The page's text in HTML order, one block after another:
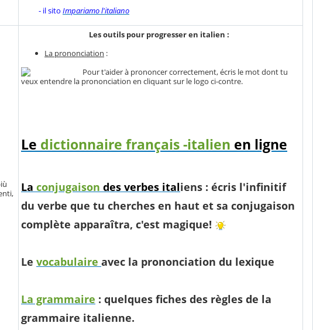
- il sito Impariamo l'italiano
Les outils pour progresser en italien :
La prononciation :
Pour t'aider à prononcer correctement,écris le mot dont tu
veux entendre la prononciation en cliquant sur le logo ci-contre.
Le dictionnaire français -italien en ligne
La conjugaison des verbes italiens : écris l'infinitif
du verbe que tu cherches en haut et sa conjugaison
complète apparaîtra, c'est magique!
Le vocabulaire avec la prononciation du lexique
La grammaire : quelques fiches des règles de la
grammaire italienne.